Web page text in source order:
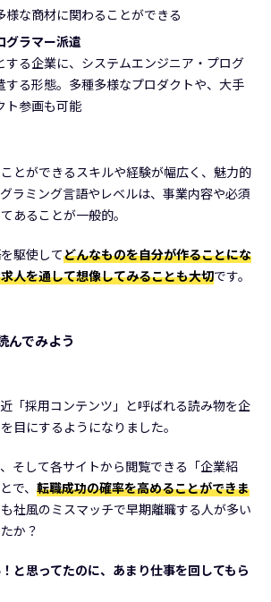
様な商材に関わることができる
グラマー派遣
る企業に、システムエンジニア・プログ
する形態。多種多様なプロダクトや、大手
ト参画も可能
とができるスキルや経験が幅広く、魅力的
ラミング言語やレベルは、事業内容や必須
あることが一般的。
駆使してどんなものを自分が作ることにな
人を通して想像してみることも大切です。
んでみよう
「採用コンテンツ」と呼ばれる読み物を企
目にするようになりました。
そして各サイトから閲覧できる「企業紹
で、 転職成功の確率を高めることができま
社風のミスマッチで早期離職する人が多い
か？
と思ってたのに、あまり仕事を回してもら